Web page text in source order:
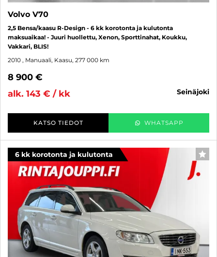
Volvo V70
2,5 Bensa/kaasu R-Design - 6 kk korotonta ja kulutonta
maksuaikaa! - Juuri huollettu, Xenon, Sporttinahat, Koukku,
Vakkari, BLIS!
2010 , Manuaali, Kaasu, 277 000 km
8 900 €
alk. 143 € / kk
seinäjoki
KATSO TIEDOT WHATSAPP
6 kk korotonta ja kulutonta